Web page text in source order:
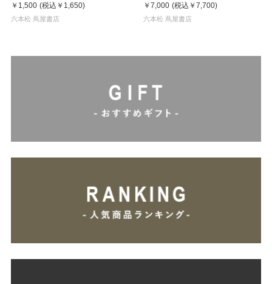
￥1,500 (税込 ￥1,650)
六本松 蔦屋書店
￥7,000 (税込 ￥7,700)
六本松 蔦屋書店